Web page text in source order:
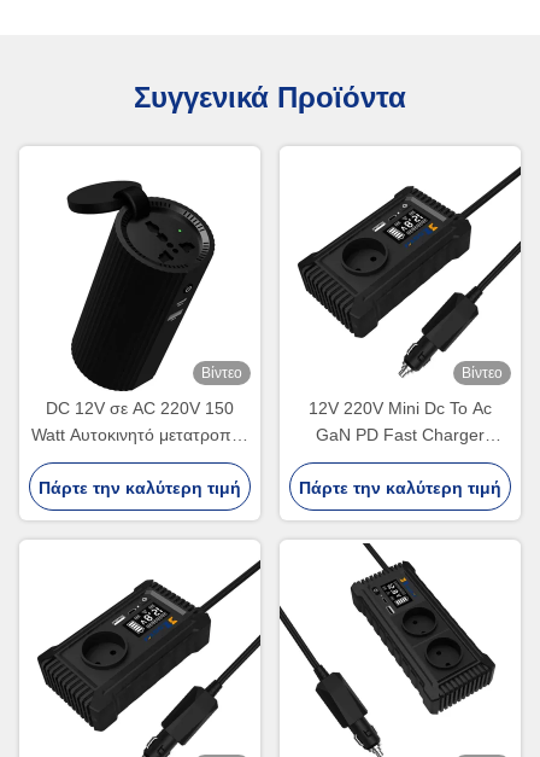
Συγγενικά Προϊόντα
Βίντεο
DC 12V σε AC 220V 150
Watt Αυτοκινητό μετατροπέα
Αυτοκινητό τσιγάρο
αναπτήρα μετατροπέα
ισχύος προσαρμοσμένο
Πάρτε την καλύτερη τιμή
Βίντεο
12V 220V Mini Dc To Ac
GaN PD Fast Charger
Converter USA UK EU
Socket 150W Pure Sine
Wave Electric Car Power
Inverter Dual Sockets
Πάρτε την καλύτερη τιμή